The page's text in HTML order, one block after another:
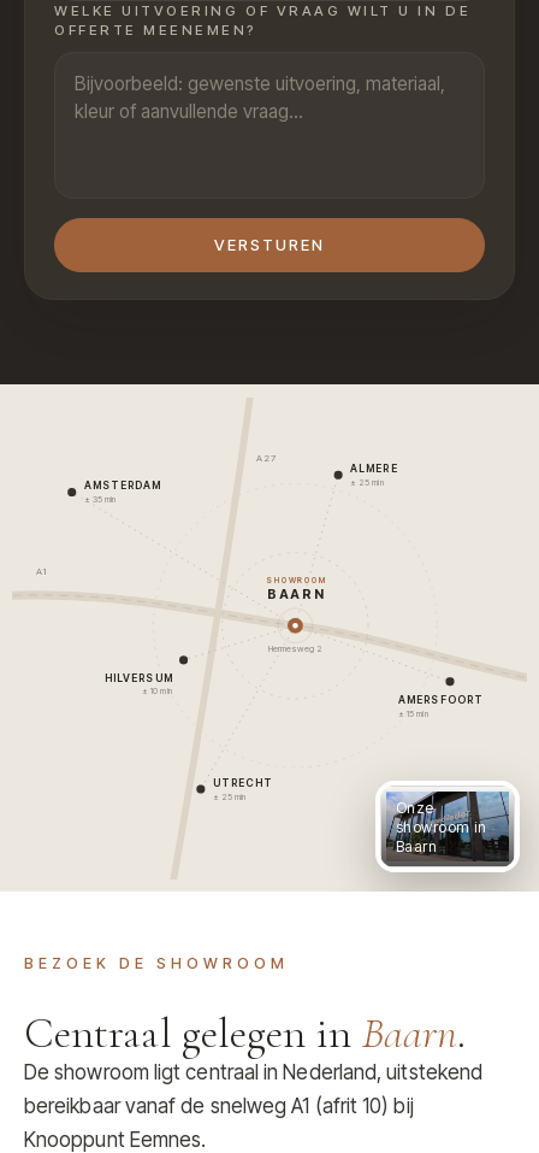
WELKE UITVOERING OF VRAAG WILT U IN DE
OFFERTE MEENEMEN?
VERSTUREN
A1
A27
AMSTERDAM
± 35 min
ALMERE
± 25 min
AMERSFOORT
± 15 min
HILVERSUM
± 10 min
UTRECHT
± 25 min
SHOWROOM
BAARN
Hermesweg 2
Onze
showroom in
Baarn
BEZOEK DE SHOWROOM
Centraal gelegen in Baarn.
De showroom ligt centraal in Nederland, uitstekend
bereikbaar vanaf de snelweg A1 (afrit 10) bij
Knooppunt Eemnes.